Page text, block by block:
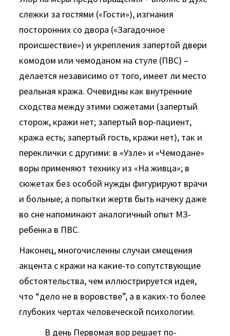
слежки за гостями («Гости»), изгнания
посторонних со двора («Загадочное
происшествие») и укрепления запертой двери
комодом или чемоданом на стуле (ПВС) –
делается независимо от того, имеет ли место
реальная кража. Очевидны как внутренние
сходства между этими сюжетами (запертый
сторож, кражи нет; запертый вор-пациент,
кража есть; запертый гость, кражи нет), так и
переклички с другими: в «Узле» и «Чемодане»
воры применяют технику из «На живца»; в
сюжетах без особой нужды фигурируют врачи
и больные; а попытки жертв быть начеку даже
во сне напоминают аналогичный опыт МЗ-
ребенка в ПВС.
Наконец, многочисленны случаи смещения
акцента с кражи на какие-то сопутствующие
обстоятельства, чем иллюстрируется идея,
что “дело не в воровстве”, а в каких-то более
глубоких чертах человеческой психологии.
В день Первомая вор решает по-